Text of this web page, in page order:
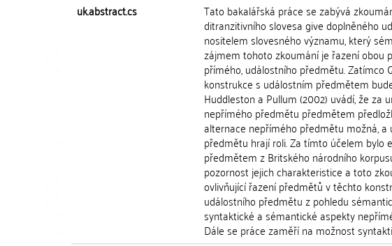
uk.abstract.cs
Tato bakalářská práce se zabývá
ditranzitivního slovesa give doplněného
nositelem slovesného významu, který
zájmem tohoto zkoumání je řazení obou
přímého, událostního předmětu. Zatímco
konstrukce s událostním předmětem
Huddleston a Pullum (2002) uvádí, že
nepřímého předmětu předmětem
alternace nepřímého předmětu možná,
předmětu hrají roli. Za tímto účelem bylo
předmětem z Britského národního
pozornost jejich charakteristice a toto
ovlivňující řazení předmětů v těchto
událostního předmětu z pohledu
syntaktické a sémantické aspekty
Dále se práce zaměří na možnost